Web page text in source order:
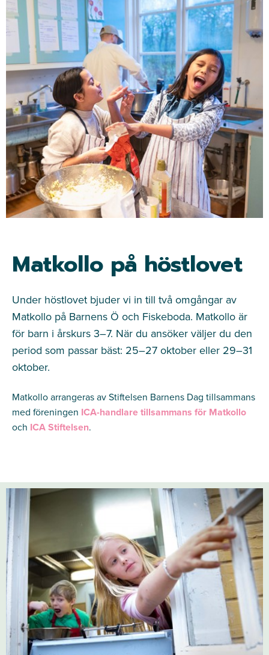
Matkollo på höstlovet
Under höstlovet bjuder vi in till två omgångar av
Matkollo på Barnens Ö och Fiskeboda. Matkollo är
för barn i årskurs 3–7. När du ansöker väljer du den
period som passar bäst: 25–27 oktober eller 29–31
oktober.
Matkollo arrangeras av Stiftelsen Barnens Dag tillsammans
med föreningen ICA-handlare tillsammans för Matkollo
och ICA Stiftelsen.